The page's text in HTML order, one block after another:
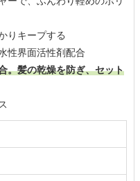
りキープする
性界面活性剤配合
。髪の乾燥を防ぎ、セット